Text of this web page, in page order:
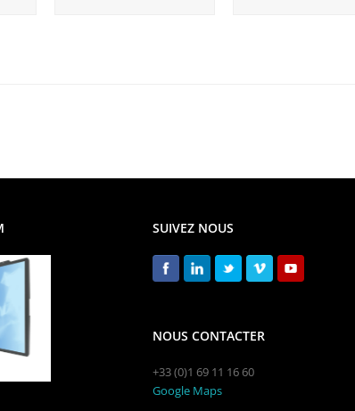
SUIVEZ NOUS
NOUS CONTACTER
+33 (0)1 69 11 16 60
Google Maps